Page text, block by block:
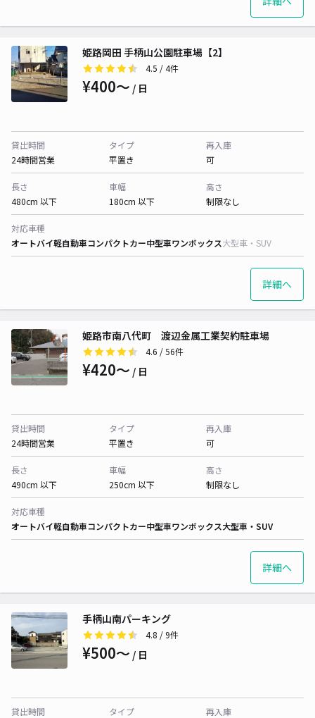
姫路岡田 手柄山公園駐車場【2】
4.5 / 4件
¥400〜 / 日
貸出時間
24時間営業
タイプ
平置き
再入庫
可
長さ
480cm 以下
車幅
180cm 以下
高さ
制限なし
対応車種
オートバイ軽自動車コンパクトカー中型車ワンボックス大型車・SUV
詳細へ
姫路市南八代町 渡辺金属工業契約駐車場
4.6 / 56件
¥420〜 / 日
貸出時間
24時間営業
タイプ
平置き
再入庫
可
長さ
490cm 以下
車幅
250cm 以下
高さ
制限なし
対応車種
オートバイ軽自動車コンパクトカー中型車ワンボックス大型車・SUV
詳細へ
手柄山南パーキング
4.8 / 9件
¥500〜 / 日
貸出時間
タイプ
再入庫